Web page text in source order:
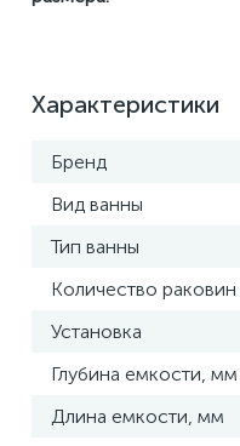
Характеристики
Бренд
Вид ванны
Тип ванны
Количество раковин
Установка
Глубина емкости, мм
Длина емкости, мм